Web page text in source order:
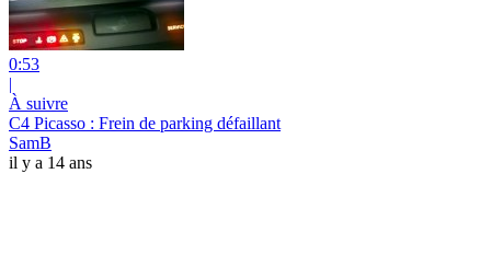
0:53
|
À suivre
C4 Picasso : Frein de parking défaillant
SamB
il y a 14 ans